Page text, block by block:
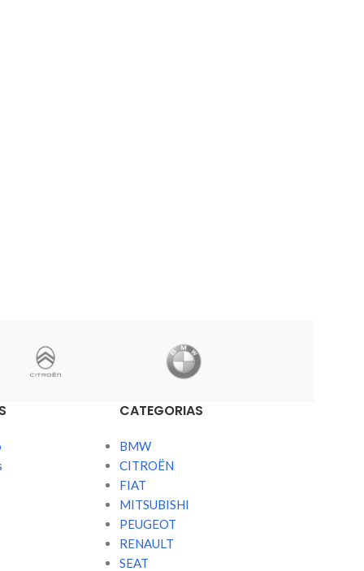
CATEGORIAS
BMW
CITROËN
FIAT
MITSUBISHI
PEUGEOT
RENAULT
SEAT